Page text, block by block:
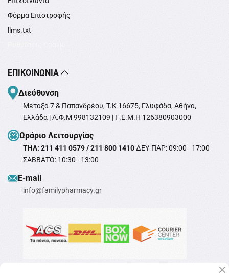
Φόρμα Επιστροφής
llms.txt
ΕΠΙΚΟΙΝΩΝΊΑ
Διεύθυνση
Μεταξά 7 & Παπανδρέου, T.K 16675, Γλυφάδα, Αθήνα,
Ελλάδα | Α.Φ.Μ 998132109 | Γ.Ε.Μ.Η 126380903000
Ωράριο Λειτουργίας
ΤΗΛ: 211 411 0579 / 211 800 1410ΔΕΥ-ΠΑΡ: 09:00 - 17:00
ΣΑΒΒΑΤΟ: 10:30 - 13:00
Ε-mail
info@familypharmacy.gr